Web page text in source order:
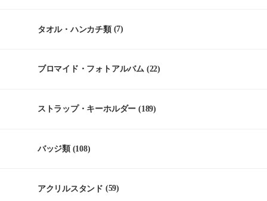
タオル・ハンカチ類(7)
ブロマイド・フォトアルバム (22)
ストラップ・キーホルダー (189)
バッジ類(108)
アクリルスタンド (59)